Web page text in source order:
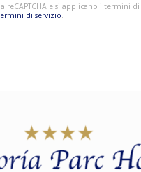
reCAPTCHA e si applicano i termini
di servizio.